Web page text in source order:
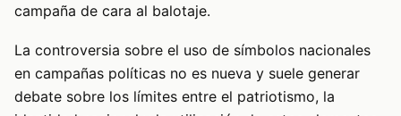
campaña de cara al balotaje.
La controversia sobre el uso de símbolos nacionales
en campañas políticas no es nueva y suele generar
debate sobre los límites entre el patriotismo, la